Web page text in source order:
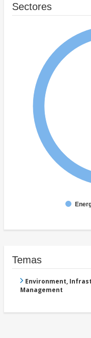
Sectores
Temas
Environment,
Management